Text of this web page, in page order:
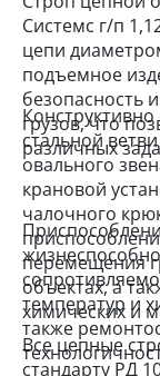
Системс г/п
цепи
подъемное
безопасность
грузов, что
различных
стальной
овального
крановой
чалочного
перемещения
объектах, а
химических и
температур и
также
Все цепные
стандарту РД